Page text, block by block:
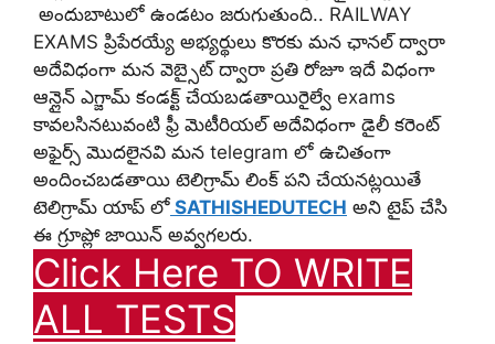
అందుబాటులో ఉండటం జరుగుతుంది.. RAILWAY
EXAMS ప్రిపేరయ్యే అభ్యర్థులు కొరకు మన ఛానల్ ద్వారా
అదేవిధంగా మన వెబ్సైట్ ద్వారా ప్రతి రోజూ ఇదే విధంగా
ఆన్లైన్ ఎగ్జామ్ కండక్ట్ చేయబడతాయిరైల్వే exams
కావలసినటువంటి ఫ్రీ మెటీరియల్ అదేవిధంగా డైలీ కరెంట్
అఫైర్స్ మొదలైనవి మన telegram లో ఉచితంగా
అందించబడతాయి టెలిగ్రామ్ లింక్ పని చేయనట్లయితే
టెలిగ్రామ్ యాప్ లో SATHISHEDUTECH అని టైప్ చేసి
ఈ గ్రూప్లో జాయిన్ అవ్వగలరు.
Click Here TO WRITE
ALL TESTS